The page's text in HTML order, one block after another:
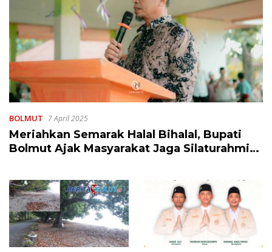
BOLMUT 7 April 2025
Meriahkan Semarak Halal Bihalal, Bupati
Bolmut Ajak Masyarakat Jaga Silaturahmi